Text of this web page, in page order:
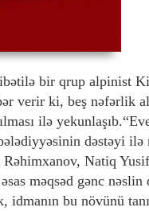
bir qrup alpinist
verir ki, beş nəfərlik
ilə
dəstəyi ilə
Natiq
məqsəd gənc
bu növünü